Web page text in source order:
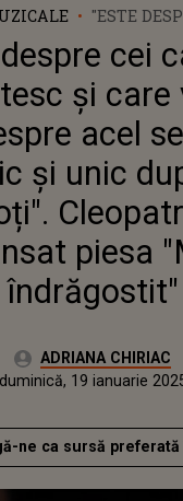
"ESTE
SĂ FIE
UNIC
TOȚI".
cei
și care
acel
și unic
piesa
îndrăgostit"
Autor:ADRIANA CHIRIAC
Actualizat:
duminică, 19 ianuarie
ne ca sursă preferată